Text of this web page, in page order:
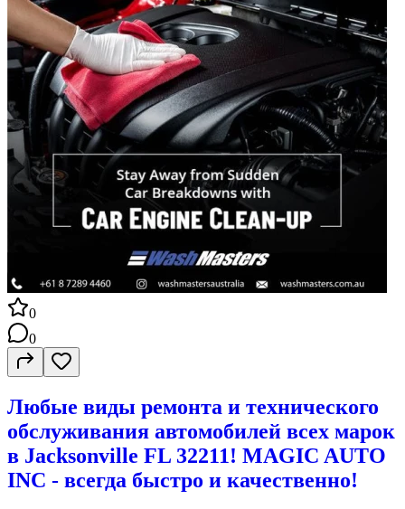
0
0
Любые виды ремонта и технического
обслуживания автомобилей всех марок
в Jacksonville FL 32211! MAGIC AUTO
INC - всегда быстро и качественно!